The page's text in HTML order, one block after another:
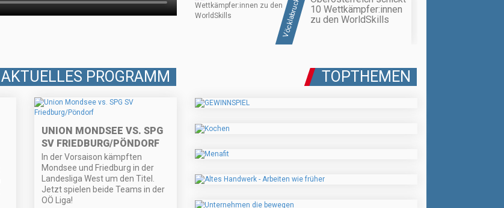
Vöcklabruck
10 Wettkämpfer:innen
zu den WorldSkills
AKTUELLES PROGRAMM
UNION MONDSEE VS. SPG
SV FRIEDBURG/PÖNDORF
In der Vorsaison kämpften
Mondsee und Friedburg in der
Landesliga West um den Titel.
Jetzt spielen beide Teams in der
OÖ Liga!
TOPTHEMEN